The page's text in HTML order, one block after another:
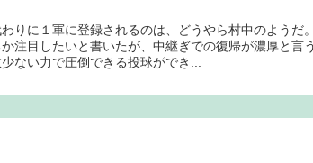
りに１軍に登録されるのは、どうやら村中のようだ
注目したいと書いたが、中継ぎでの復帰が濃厚と言
ない力で圧倒できる投球ができ...